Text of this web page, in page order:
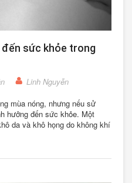
sức khỏe trong
Linh Nguyễn
mùa nóng, nhưng nếu sử
hưởng đến sức khỏe. Một
da và khô họng do không khí